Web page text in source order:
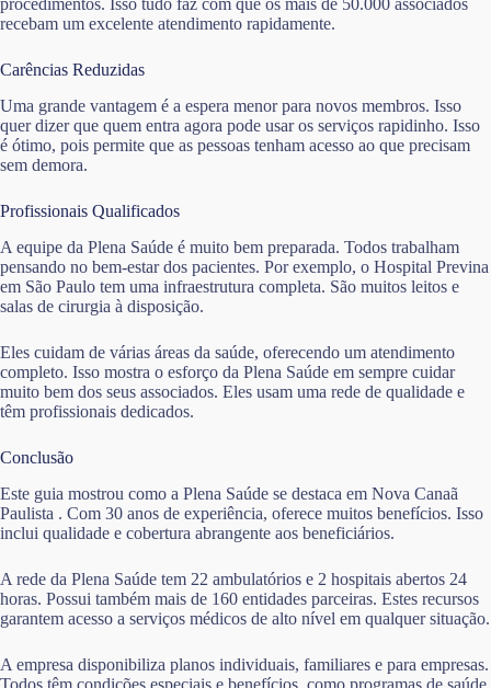
procedimentos. Isso tudo faz com que os mais de 50.000 associados
recebam um excelente atendimento rapidamente.
Carências Reduzidas
Uma grande vantagem é a espera menor para novos membros. Isso
quer dizer que quem entra agora pode usar os serviços rapidinho. Isso
é ótimo, pois permite que as pessoas tenham acesso ao que precisam
sem demora.
Profissionais Qualificados
A equipe da Plena Saúde é muito bem preparada. Todos trabalham
pensando no bem-estar dos pacientes. Por exemplo, o Hospital Previna
em São Paulo tem uma infraestrutura completa. São muitos leitos e
salas de cirurgia à disposição.
Eles cuidam de várias áreas da saúde, oferecendo um atendimento
completo. Isso mostra o esforço da Plena Saúde em sempre cuidar
muito bem dos seus associados. Eles usam uma rede de qualidade e
têm profissionais dedicados.
Conclusão
Este guia mostrou como a Plena Saúde se destaca em Nova Canaã
Paulista . Com 30 anos de experiência, oferece muitos benefícios. Isso
inclui qualidade e cobertura abrangente aos beneficiários.
A rede da Plena Saúde tem 22 ambulatórios e 2 hospitais abertos 24
horas. Possui também mais de 160 entidades parceiras. Estes recursos
garantem acesso a serviços médicos de alto nível em qualquer situação.
A empresa disponibiliza planos individuais, familiares e para empresas.
Todos têm condições especiais e benefícios, como programas de saúde